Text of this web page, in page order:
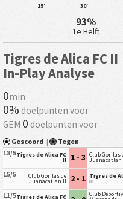
15' 30'
93%
1e Helft
Tigres de Alica FC II
In-Play Analyse
0min
0% doelpunten voor
GEM 0 doelpunten voor
Gescoord | Tegen
18/5Tigres de Alica FC
II 1 - 3 Club Gorilas
Juanacatlan
15/5
Club Gorilas de
Juanacatlan II 2 - 1 Tigres de
II
11/5Tigres de Alica FC Club